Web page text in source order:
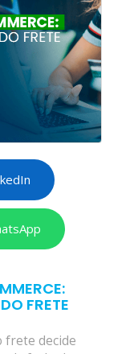
FRETE
frete decide